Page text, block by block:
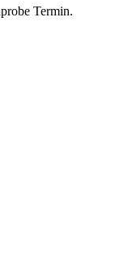
Termin.